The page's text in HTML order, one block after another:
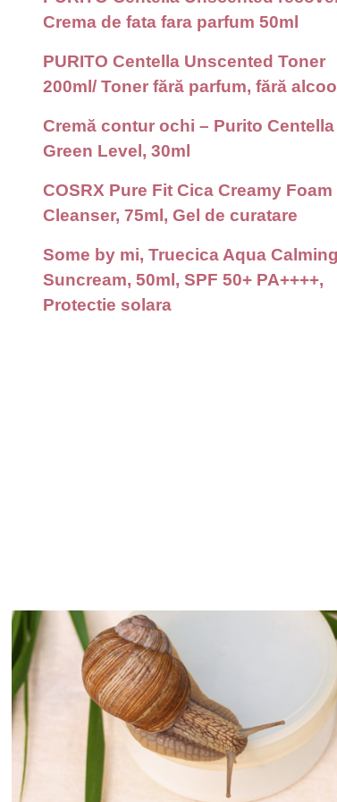
Crema de fata fara parfum 50ml
PURITO Centella Unscented Toner
200ml/ Toner fără parfum, fără
Cremă contur ochi – Purito Centella
Green Level, 30ml
COSRX Pure Fit Cica Creamy Foam
Cleanser, 75ml, Gel de curatare
Some by mi, Truecica Aqua
Suncream, 50ml, SPF 50+ PA++++,
Protectie solara